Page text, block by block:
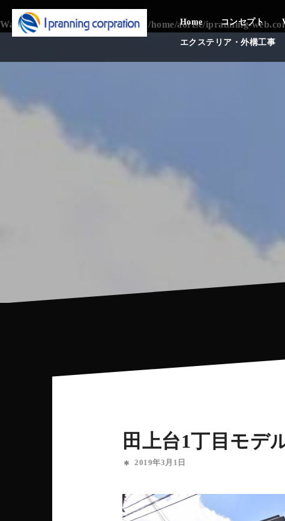
Skip
to
content
Home コンセプト
エクステリア・外構工事
Warning: Undefined array key 0 in /home/aorise/ipranning-
田上台1丁目モデ
2019年3月1日